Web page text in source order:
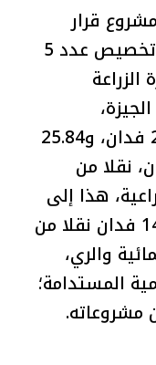
قرار
رئيس الجمهورية بشأن إعادة تخصيص عدد 5
بمساحات: 13.26 فدان، و26.94 فدان، و25.84
فدان، و2.06 فدان، نقلا من
هذا إلى
جانب قطعة أرض بمساحة 14.39 فدان نقلا من
والري،
المستدامة؛